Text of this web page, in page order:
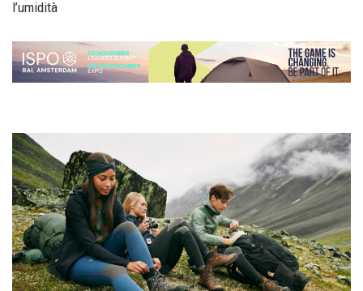
l’umidità